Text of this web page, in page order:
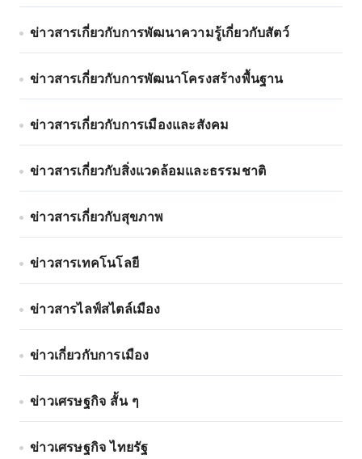
ข่าวสารเกี่ยวกับการพัฒนาความรู้เกี่ยวกับสัตว์
ข่าวสารเกี่ยวกับการพัฒนาโครงสร้างพื้นฐาน
ข่าวสารเกี่ยวกับการเมืองและสังคม
ข่าวสารเกี่ยวกับสิ่งแวดล้อมและธรรมชาติ
ข่าวสารเกี่ยวกับสุขภาพ
ข่าวสารเทคโนโลยี
ข่าวสารไลฟ์สไตล์เมือง
ข่าวเกี่ยวกับการเมือง
ข่าวเศรษฐกิจ สั้น ๆ
ข่าวเศรษฐกิจ ไทยรัฐ